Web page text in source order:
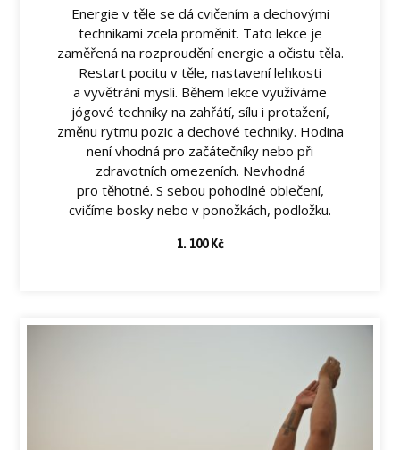
Energie v těle se dá cvičením a dechovými
technikami zcela proměnit. Tato lekce je
zaměřená na rozproudění energie a očistu těla.
Restart pocitu v těle, nastavení lehkosti
a vyvětrání mysli. Během lekce využíváme
jógové techniky na zahřátí, sílu i protažení,
změnu rytmu pozic a dechové techniky. Hodina
není vhodná pro začátečníky nebo při
zdravotních omezeních. Nevhodná
pro těhotné. S sebou pohodlné oblečení,
cvičíme bosky nebo v ponožkách, podložku.
1. 100 Kč